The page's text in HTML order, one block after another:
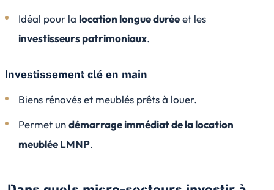
Idéal pour la location longue duréeet les
investisseurs patrimoniaux.
Investissement clé en main
Biens rénovés et meublés prêts à louer.
Permet undémarrage immédiat de la location
meublée LMNP.